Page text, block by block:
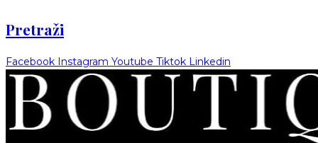
Pretraži
Facebook Instagram Youtube Tiktok Linkedin